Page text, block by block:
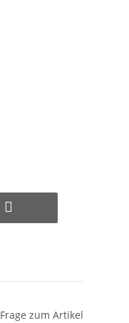
Frage zum Artikel